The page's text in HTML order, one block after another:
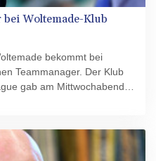
bei Woltemade-Klub
bekommt bei
Teammanager. Der Klub
gab am Mittwochabend
von Matthias Jaissle
von Eddie Howe an.